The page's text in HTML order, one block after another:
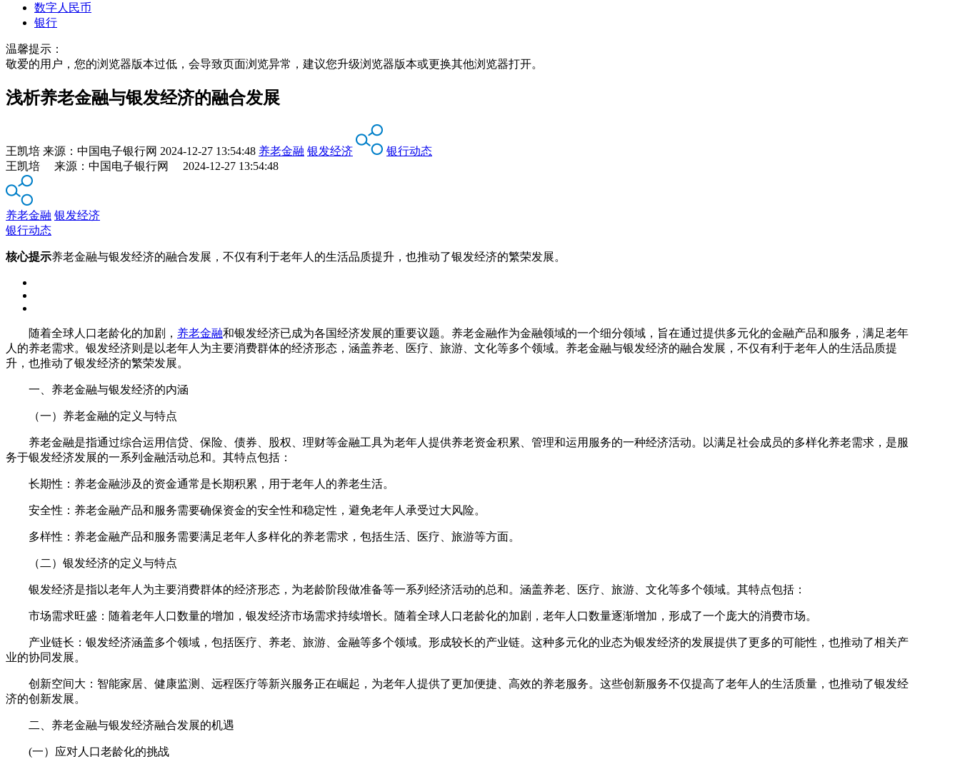
数字人民币
银行
温馨提示：
敬爱的用户，您的浏览器版本过低，会导致页面浏览异常，建议您升级浏览器版本或更换其他浏览器打开。
浅析养老金融与银发经济的融合发展
王凯培 来源： 中国电子银行网 2024-12-27 13:54:48 养老金融 银发经济
银行动态
王凯培 来源：中国电子银行网 2024-12-27 13:54:48
养老金融 银发经济
银行动态
核心提示养老金融与银发经济的融合发展，不仅有利于老年人的生活品质提升，也推动了银发经济的繁荣发展。
随着全球人口老龄化的加剧， 养老金融和银发经济已成为各国经济发展的重要议题。养老金融作为金融领域的一个细分领域，旨在通过提供多元化的金融产品和服务，满足老年
人的养老需求。银发经济则是以老年人为主要消费群体的经济形态，涵盖养老、医疗、旅游、文化等多个领域。养老金融与银发经济的融合发展，不仅有利于老年人的生活品质提
升，也推动了银发经济的繁荣发展。
一、养老金融与银发经济的内涵
（一）养老金融的定义与特点
养老金融是指通过综合运用信贷、保险、债券、股权、理财等金融工具为老年人提供养老资金积累、管理和运用服务的一种经济活动。以满足社会成员的多样化养老需求，是服
务于银发经济发展的一系列金融活动总和。其特点包括：
长期性：养老金融涉及的资金通常是长期积累，用于老年人的养老生活。
安全性：养老金融产品和服务需要确保资金的安全性和稳定性，避免老年人承受过大风险。
多样性：养老金融产品和服务需要满足老年人多样化的养老需求，包括生活、医疗、旅游等方面。
（二）银发经济的定义与特点
银发经济是指以老年人为主要消费群体的经济形态，为老龄阶段做准备等一系列经济活动的总和。涵盖养老、医疗、旅游、文化等多个领域。其特点包括：
市场需求旺盛：随着老年人口数量的增加，银发经济市场需求持续增长。随着全球人口老龄化的加剧，老年人口数量逐渐增加，形成了一个庞大的消费市场。
产业链长：银发经济涵盖多个领域，包括医疗、养老、旅游、金融等多个领域。形成较长的产业链。这种多元化的业态为银发经济的发展提供了更多的可能性，也推动了相关产
业的协同发展。
创新空间大：智能家居、健康监测、远程医疗等新兴服务正在崛起，为老年人提供了更加便捷、高效的养老服务。这些创新服务不仅提高了老年人的生活质量，也推动了银发经
济的创新发展。
二、养老金融与银发经济融合发展的机遇
(一）应对人口老龄化的挑战